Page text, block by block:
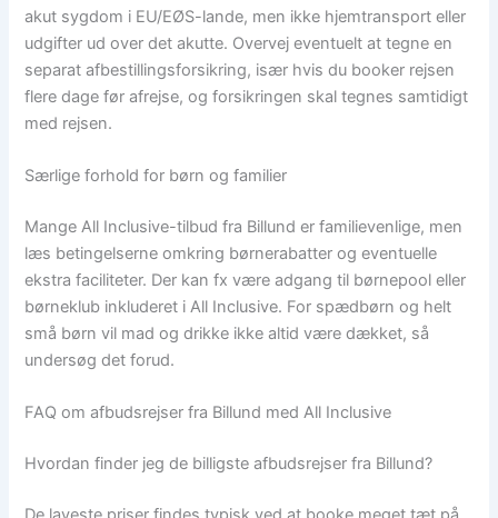
akut sygdom i EU/EØS-lande, men ikke hjemtransport eller
udgifter ud over det akutte. Overvej eventuelt at tegne en
separat afbestillingsforsikring, især hvis du booker rejsen
flere dage før afrejse, og forsikringen skal tegnes samtidigt
med rejsen.
Særlige forhold for børn og familier
Mange All Inclusive-tilbud fra Billund er familievenlige, men
læs betingelserne omkring børnerabatter og eventuelle
ekstra faciliteter. Der kan fx være adgang til børnepool eller
børneklub inkluderet i All Inclusive. For spædbørn og helt
små børn vil mad og drikke ikke altid være dækket, så
undersøg det forud.
FAQ om afbudsrejser fra Billund med All Inclusive
Hvordan finder jeg de billigste afbudsrejser fra Billund?